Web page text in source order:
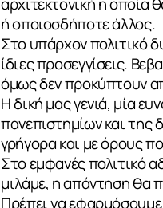
ή οποιοσδήποτε άλλος.
Στο υπάρχον πολιτικό
ίδιες προσεγγίσεις.
όμως δεν προκύπτουν
Η δική μας γενιά, μία
πανεπιστημίων και της
γρήγορα και με όρους
Στο εμφανές πολιτικό
μιλάμε, η απάντηση θα
Πρέπει να